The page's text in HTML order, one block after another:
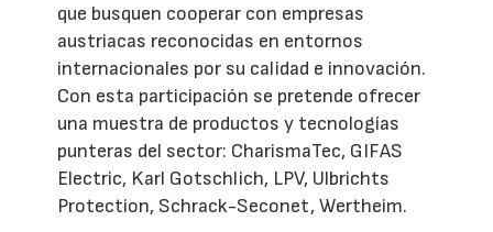
que busquen cooperar con empresas
austriacas reconocidas en entornos
internacionales por su calidad e innovación.
Con esta participación se pretende ofrecer
una muestra de productos y tecnologías
punteras del sector: CharismaTec, GIFAS
Electric, Karl Gotschlich, LPV, Ulbrichts
Protection, Schrack-Seconet, Wertheim.